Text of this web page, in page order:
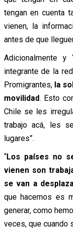
tengan en cuenta
vienen, la
antes de que
Adicionalmente y
integrante de la
Promigrantes, la
movilidad. Esto
Chile se les
trabajo acá, les
lugares”.
“Los países no
vienen son
se van a
que hacemos es
generar, como
veces, que cuando